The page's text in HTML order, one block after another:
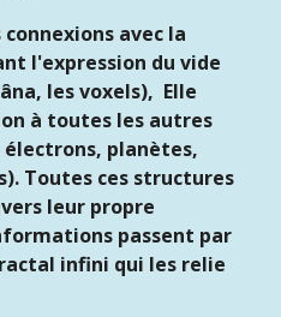
avec la
l'expression du vide
les voxels), Elle
à toutes les autres
planètes,
Toutes ces structures
leur propre
passent par
infini qui les relie